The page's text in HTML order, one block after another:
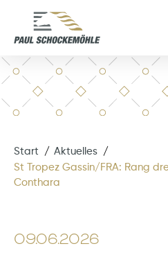
Start
Aktuelles
St Tropez Gassin/FRA: Rang
Conthara
09.06.2026